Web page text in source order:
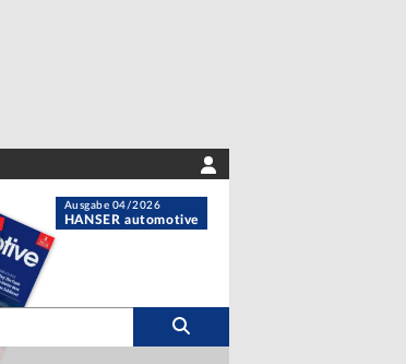
Ausgabe 04/2026
HANSER automotive